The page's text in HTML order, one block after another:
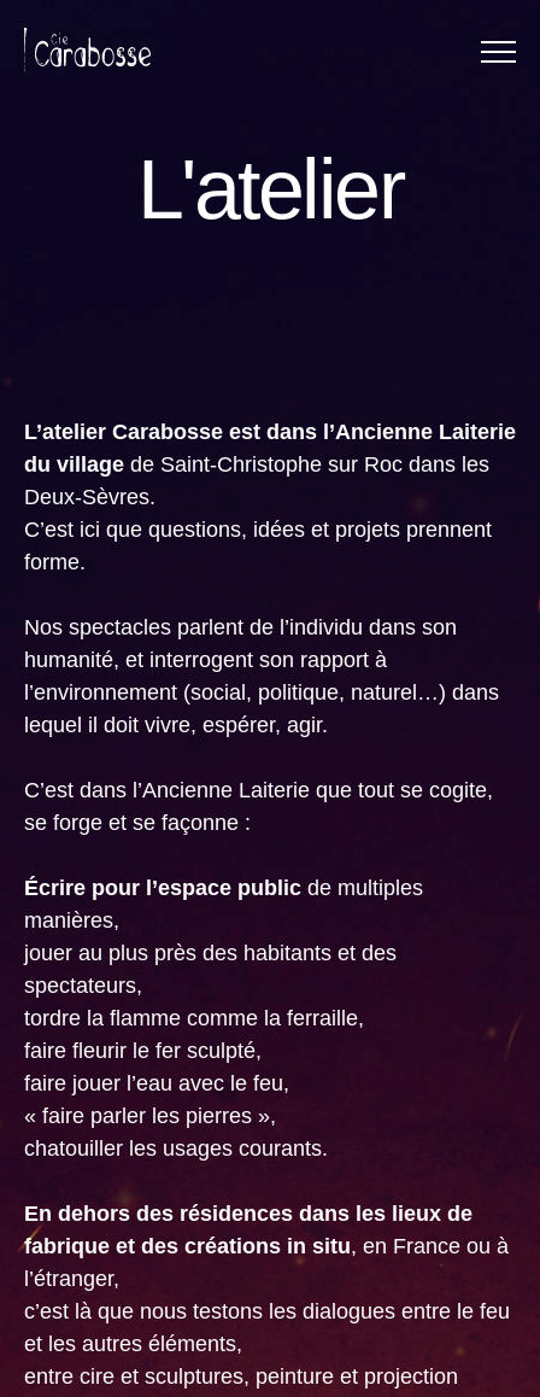
L'atelier
L’atelier Carabosse est dans l’Ancienne Laiterie
du village de Saint-Christophe sur Roc dans les
Deux-Sèvres.
C’est ici que questions, idées et projets prennent
forme.
Nos spectacles parlent de l’individu dans son
humanité, et interrogent son rapport à
l’environnement (social, politique, naturel…) dans
lequel il doit vivre, espérer, agir.
C’est dans l’Ancienne Laiterie que tout se cogite,
se forge et se façonne :
Écrire pour l’espace public de multiples
manières,
jouer au plus près des habitants et des
spectateurs,
tordre la flamme comme la ferraille,
faire fleurir le fer sculpté,
faire jouer l’eau avec le feu,
« faire parler les pierres »,
chatouiller les usages courants.
En dehors des résidences dans les lieux de
fabrique et des créations in situ, en France ou à
l’étranger,
c’est là que nous testons les dialogues entre le feu
et les autres éléments,
entre cire et sculptures, peinture et projection